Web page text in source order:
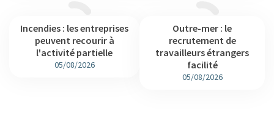
Incendies : les entreprises
peuvent recourir à
l'activité partielle
05/08/2026
Outre-mer : le
recrutement de
travailleurs étrangers
facilité
05/08/2026